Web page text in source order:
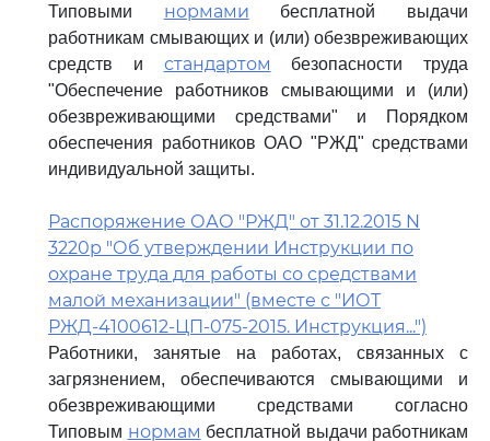
Типовыми нормами бесплатной выдачи
работникам смывающих и (или) обезвреживающих
средств и стандартом безопасности труда
"Обеспечение работников смывающими и (или)
обезвреживающими средствами" и Порядком
обеспечения работников ОАО "РЖД" средствами
индивидуальной защиты.
Распоряжение ОАО "РЖД" от 31.12.2015 N
3220р "Об утверждении Инструкции по
охране труда для работы со средствами
малой механизации" (вместе с "ИОТ
РЖД-4100612-ЦП-075-2015. Инструкция...")
Работники, занятые на работах, связанных с
загрязнением, обеспечиваются смывающими и
обезвреживающими средствами согласно
Типовым нормам бесплатной выдачи работникам